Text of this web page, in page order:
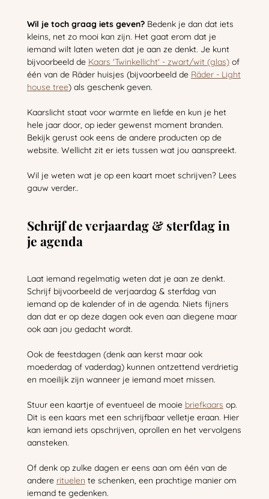
Wil je toch graag iets geven?Bedenk je dan dat iets
kleins, net zo mooi kan zijn. Het gaat erom dat je
iemand wilt laten weten dat je aan ze denkt. Je kunt
bijvoorbeeld de Kaars 'Twinkellicht' - zwart/wit (glas)of
één van de Räder huisjes (bijvoorbeeld de Räder - Light
house tree) als geschenk geven.
Kaarslicht staat voor warmte en liefde en kun je het
hele jaar door, op ieder gewenst moment branden.
Bekijk gerust ook eens de andere producten op de
website. Wellicht zit er iets tussen wat jou aanspreekt.
Wil je weten wat je op een kaart moet schrijven? Lees
gauw verder..
Schrijf de verjaardag & sterfdag in
je agenda
Laat iemand regelmatig weten dat je aan ze denkt.
Schrijf bijvoorbeeld de verjaardag & sterfdag van
iemand op de kalender of in de agenda. Niets fijners
dan dat er op deze dagen ook even aan diegene maar
ook aan jou gedacht wordt.
Ook de feestdagen (denk aan kerst maar ook
moederdag of vaderdag) kunnen ontzettend verdrietig
en moeilijk zijn wanneer je iemand moet missen.
Stuur een kaartje of eventueel de mooie briefkaars op.
Dit is een kaars met een schrijfbaar velletje eraan. Hier
kan iemand iets opschrijven, oprollen en het vervolgens
aansteken.
Of denk op zulke dagen er eens aan om één van de
andere rituelen te schenken, een prachtige manier om
iemand te gedenken.